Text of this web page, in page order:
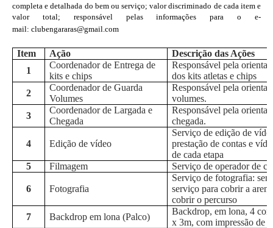
completa e detalhada do bem ou serviço; valor discriminado de cada item e
valor total; responsável pelas informações para o e-
mail: clubengararas@gmail.com
Item Ação
Descrição das Ações
1
Coordenador de Entrega de
kits e chips
Responsável pela
dos kits atletas e chips
2
Coordenador de Guarda
Volumes
Responsável pela
volumes.
3
Coordenador de Largada e
Chegada
Responsável pela
chegada.
4 Edição de vídeo
Serviço de edição de
prestação de contas e
de cada etapa
5
Filmagem Serviço de operador de
6 Fotografia
Serviço de fotografia:
serviço para cobrir a
cobrir o percurso
7
Backdrop em lona (Palco)
Backdrop, em lona, 4
x 3m, com impressão de